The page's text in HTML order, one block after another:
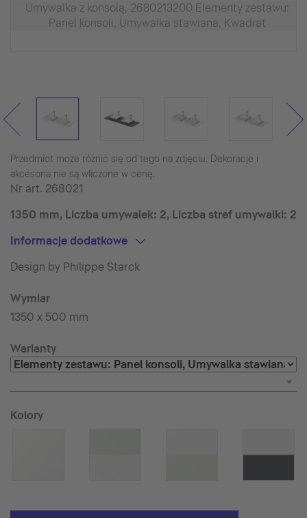
Umywalka z konsolą, 2680213200 Elementy zestawu:
Panel konsoli, Umywalka stawiana, Kwadrat
Przedmiot może różnić się od tego na zdjęciu. Dekoracje i
akcesoria nie są wliczone w cenę.
Nr art. 268021
1350 mm, Liczba umywalek: 2, Liczba stref umywalki: 2
Informacje dodatkowe
Design by Philippe Starck
Wymiar
1350 x 500 mm
Warianty
Kolory